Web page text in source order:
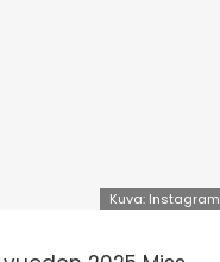
Kuva: Instagram